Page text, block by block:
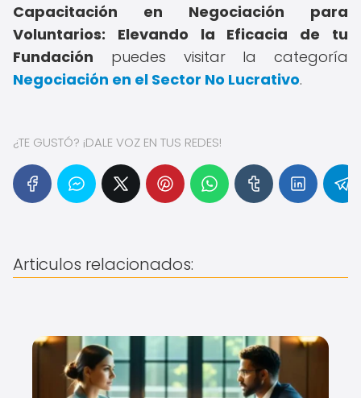
Capacitación en Negociación para
Voluntarios: Elevando la Eficacia de tu
Fundación puedes visitar la categoría
Negociación en el Sector No Lucrativo.
¿TE GUSTÓ? ¡DALE VOZ EN TUS REDES!
Articulos relacionados: